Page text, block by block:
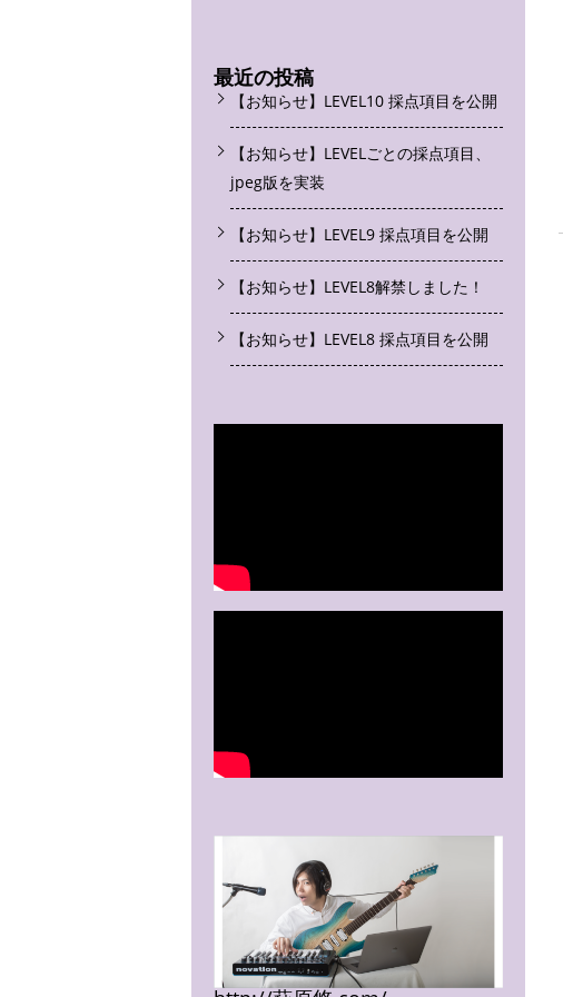
最近の投稿
【お知らせ】LEVEL10 採点項目を公開
【お知らせ】LEVELごとの採点項目、
jpeg版を実装
【お知らせ】LEVEL9 採点項目を公開
【お知らせ】LEVEL8解禁しました！
【お知らせ】LEVEL8 採点項目を公開